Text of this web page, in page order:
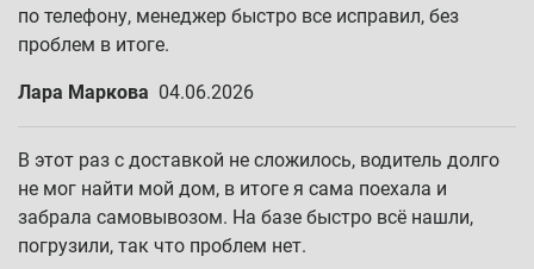
по телефону, менеджер быстро все исправил, без
проблем в итоге.
Лара Маркова 04.06.2026
В этот раз с доставкой не сложилось, водитель долго
не мог найти мой дом, в итоге я сама поехала и
забрала самовывозом. На базе быстро всё нашли,
погрузили, так что проблем нет.